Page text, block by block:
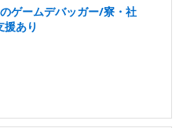
ゲームデバッガー/寮・社
あり